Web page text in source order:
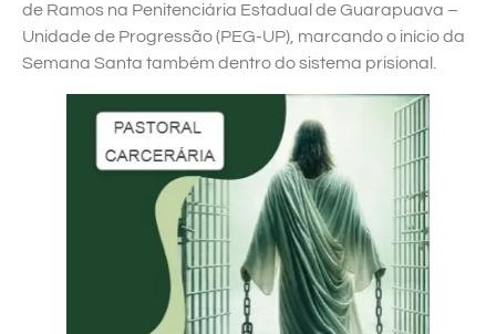
de Ramos na Penitenciária Estadual de Guarapuava –
Unidade de Progressão (PEG-UP), marcando o início da
Semana Santa também dentro do sistema prisional.